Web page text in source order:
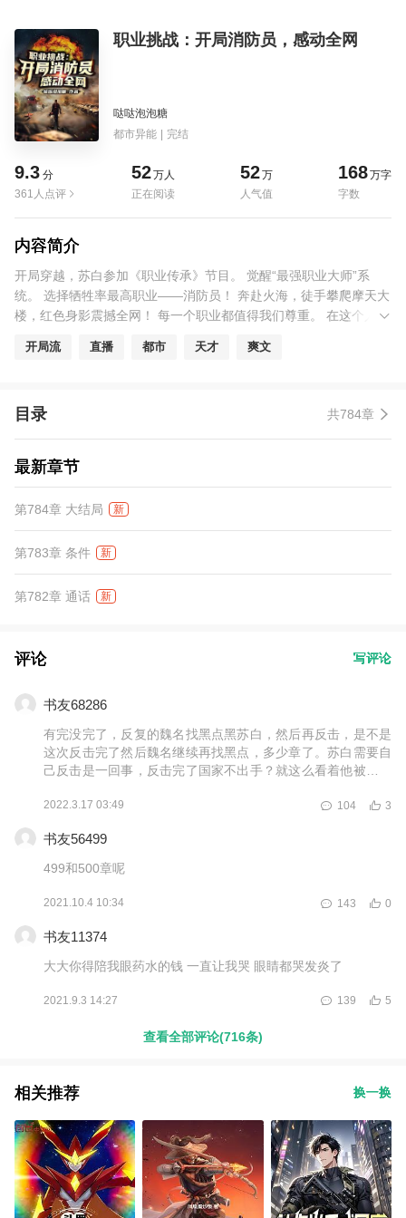
职业挑战：开局消防员，感动全网
哒哒泡泡糖
都市异能 | 完结
9.3 分
361人点评
52万人
正在阅读
52万
人气值
168万字
字数
内容简介
开局穿越，苏白参加《职业传承》节目。 觉醒“最强职业大师”系
统。 选择牺牲率最高职业——消防员！ 奔赴火海，徒手攀爬摩天大
楼，红色身影震撼全网！ 每一个职业都值得我们尊重。 在这个人人
告！ 哪有什么岁月静好，是他们在替你们负重前行！ 【缉毒警察】
开局流 直播 都市 天才 爽文
目录 共784章
最新章节
第784章 大结局 新
第783章 条件 新
第782章 通话 新
评论 写评论
书友68286
有完没完了，反复的魏名找黑点黑苏白，然后再反击，是不是
这次反击完了然后魏名继续再找黑点，多少章了。苏白需要自
己反击是一回事，反击完了国家不出手？就这么看着他被黑？
蹦跶？
2022.3.17 03:49 3
104
书友56499
499和500章呢
2021.10.4 10:34 0
143
书友11374
大大你得陪我眼药水的钱 一直让我哭 眼睛都哭发炎了
2021.9.3 14:27 5
139
查看全部评论(716条)
相关推荐 换一换